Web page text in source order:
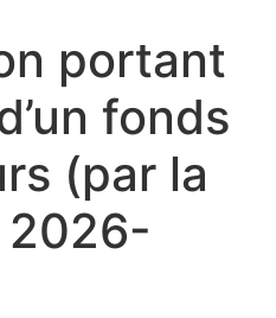
portant
fonds
(par la
2026-